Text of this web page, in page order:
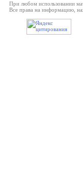
При любом использовании
Все права на информацию,